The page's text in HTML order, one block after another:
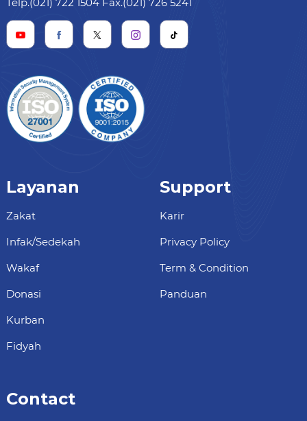
Layanan
Zakat
Infak/Sedekah
Wakaf
Donasi
Kurban
Fidyah
Support
Karir
Privacy Policy
Term & Condition
Panduan
Contact